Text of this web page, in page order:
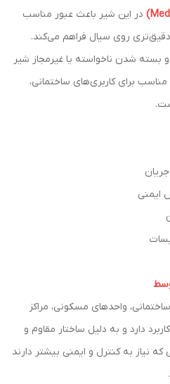
در این شیر باعث عبور مناسب
روی سیال فراهم می‌کند.
بسته شدن ناخواسته یا غیرمجاز شیر
برای کاربری‌های ساختمانی،
ایمنی
واحدهای مسکونی، مراکز
دارد و به دلیل ساختار مقاوم و
نیاز به کنترل و ایمنی بیشتر دارند